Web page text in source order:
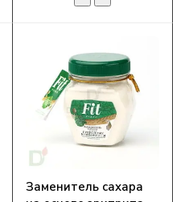
Заменитель сахара